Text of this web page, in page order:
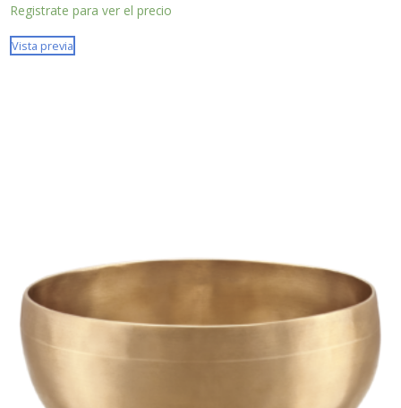
Registrate para ver el precio
Vista previa